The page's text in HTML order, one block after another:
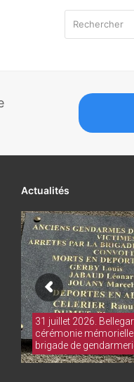
Actualités